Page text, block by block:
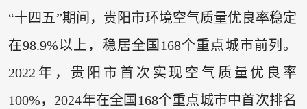
“十四五”期间，贵阳市环境空气质量优良率稳定
在98.9%以上，稳居全国168个重点城市前列。
2022年，贵阳市首次实现空气质量优良率
100%，2024年在全国168个重点城市中首次排名